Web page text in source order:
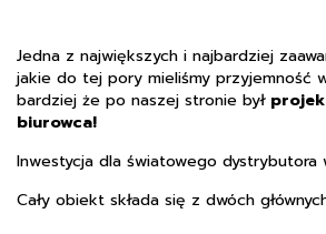
Jedna z największych i najbardziej
jakie do tej pory mieliśmy przyjemność
bardziej że po naszej stronie był
biurowca!
Inwestycja dla światowego dystrybutora
Cały obiekt składa się z dwóch